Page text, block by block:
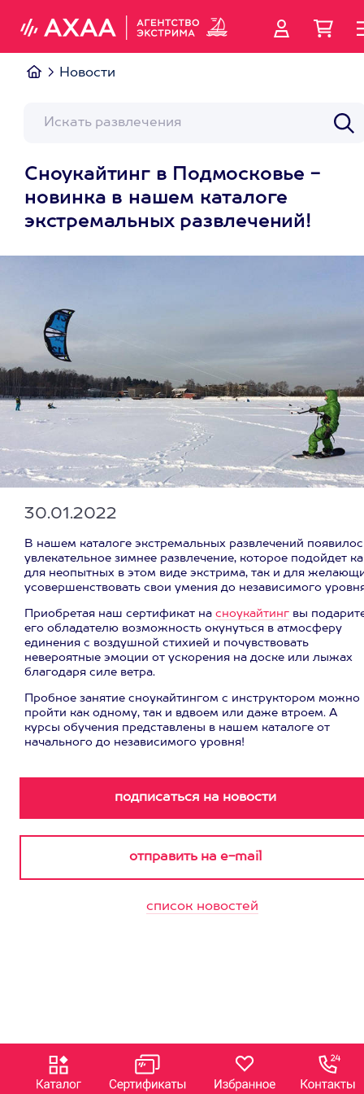
Новости
Сноукайтинг в Подмосковье -
новинка в нашем каталоге
экстремальных развлечений!
30.01.2022
В нашем каталоге экстремальных развлечений
увлекательное зимнее развлечение, которое подойдет
для неопытных в этом виде экстрима, так и для
усовершенствовать свои умения до независимого
Приобретая наш сертификат на сноукайтинг вы
его обладателю возможность окунуться в атмосферу
единения с воздушной стихией и почувствовать
невероятные эмоции от ускорения на доске или лыжах
благодаря силе ветра.
Пробное занятие сноукайтингом с инструктором можно
пройти как одному, так и вдвоем или даже втроем. А
курсы обучения представлены в нашем каталоге от
начального до независимого уровня!
список новостей